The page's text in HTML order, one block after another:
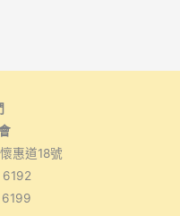
惠道18號